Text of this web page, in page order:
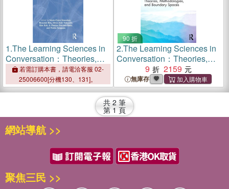
1.The Learning Sciences in
Conversation：Theories,
Methodologies, and
Boundary Spaces
若需訂購本書，請電洽客服 02-
25006600[分機130、131]。
90 折
2.The Learning Sciences in
Conversation：Theories,
Methodologies, and
Boundary Spaces
9 2159
無庫存
共 2 筆
第 1 頁
網站導航 >>
聚焦三民 >>